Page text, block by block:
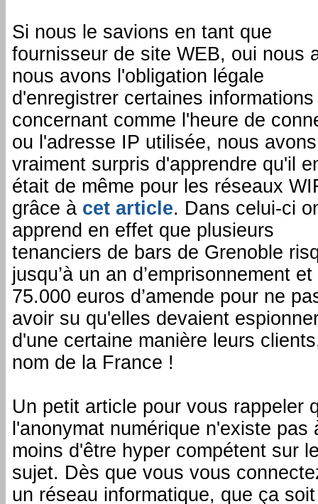
Si nous le savions en tant que
fournisseur de site WEB, oui nous
nous avons l'obligation légale
d'enregistrer certaines
concernant comme l'heure de
ou l'adresse IP utilisée, nous
vraiment surpris d'apprendre qu'il
était de même pour les réseaux
grâce à cet article. Dans celui-ci
apprend en effet que plusieurs
tenanciers de bars de Grenoble
jusqu’à un an d’emprisonnement et
75.000 euros d’amende pour ne
avoir su qu'elles devaient
d'une certaine manière leurs
nom de la France !
Un petit article pour vous rappeler
l'anonymat numérique n'existe pas
moins d'être hyper compétent sur
sujet. Dès que vous vous
un réseau informatique, que ça